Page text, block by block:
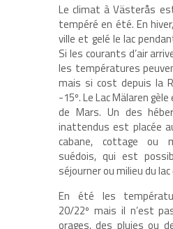
Le climat à Västerås
tempéré en été. En
ville et gelé le lac
Si les courants d’air
les températures
mais si cost depuis la
-15º. Le Lac Mälaren
de Mars. Un des
inattendus est placée
cabane, cottage ou
suédois, qui est
séjourner ou milieu du lac
En été les
20/22º mais il n’est
orages, des pluies ou